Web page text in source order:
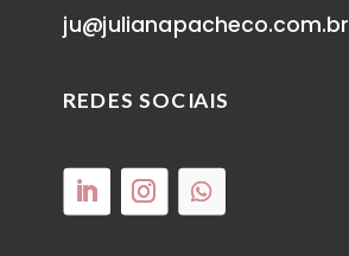
ju@julianapacheco.com.br
REDES SOCIAIS